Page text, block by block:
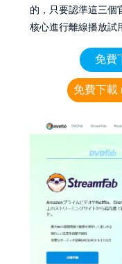
的，只要認準這三個
核心進行離線播放試
免費
免費下載